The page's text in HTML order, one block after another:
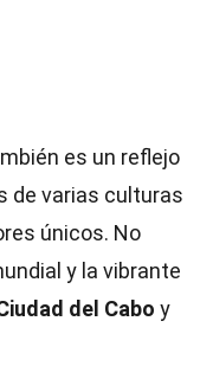
es un reflejo
de varias culturas
únicos. No
y la vibrante
del Cabo y